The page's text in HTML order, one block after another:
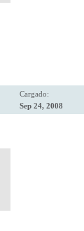
Cargado:
Sep 24, 2008